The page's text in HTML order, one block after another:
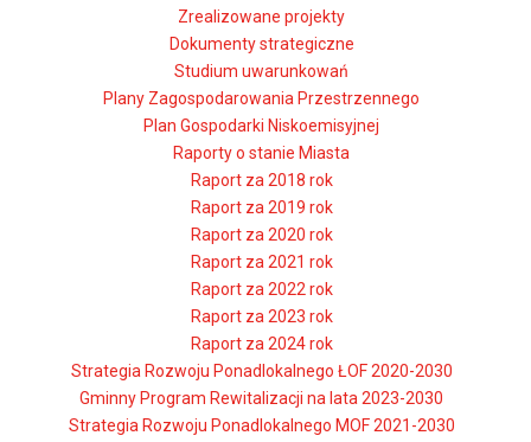
Zrealizowane projekty
Dokumenty strategiczne
Studium uwarunkowań
Plany Zagospodarowania Przestrzennego
Plan Gospodarki Niskoemisyjnej
Raporty o stanie Miasta
Raport za 2018 rok
Raport za 2019 rok
Raport za 2020 rok
Raport za 2021 rok
Raport za 2022 rok
Raport za 2023 rok
Raport za 2024 rok
Strategia Rozwoju Ponadlokalnego ŁOF 2020-2030
Gminny Program Rewitalizacji na lata 2023-2030
Strategia Rozwoju Ponadlokalnego MOF 2021-2030